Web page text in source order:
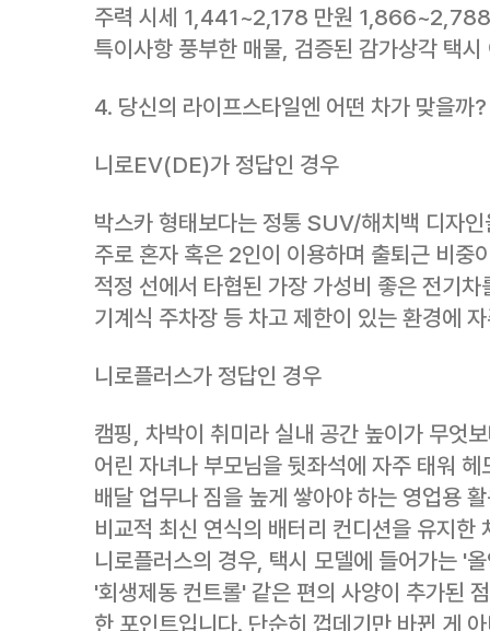
주력 시세 1,441~2,178 만원
특이사항 풍부한 매물, 검증된 감가상각 택
4. 당신의 라이프스타일엔 어떤 차가 맞을까?
니로EV(DE)가 정답인 경우
박스카 형태보다는 정통 SUV/해치백 디자
주로 혼자 혹은 2인이 이용하며 출퇴근 비중
적정 선에서 타협된 가장 가성비 좋은 전기차
기계식 주차장 등 차고 제한이 있는 환경에
니로플러스가 정답인 경우
캠핑, 차박이 취미라 실내 공간 높이가 무엇
어린 자녀나 부모님을 뒷좌석에 자주 태워
배달 업무나 짐을 높게 쌓아야 하는 영업용
비교적 최신 연식의 배터리 컨디션을 유지한
니로플러스의 경우, 택시 모델에 들어가는 '
'회생제동 컨트롤' 같은 편의 사양이 추가된
한 포인트입니다. 단순히 껍데기만 바뀐 게